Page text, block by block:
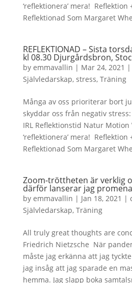
‘reflektionera’ mera! Reflektion
Reflektionad Som Margaret
REFLEKTIONAD – Sista
kl 08.30 Djurgårdsbron,
by emmavallin | Mar 24, 2021 |
Självledarskap, stress, Träning
Många av oss prioriterar bort
skyddar oss från negativ
IRL Reflektionstid Natur Motion
‘reflektionera’ mera! Reflektion
Reflektionad Som Margaret
Zoom-tröttheten är verklig
därför lanserar jag
by emmavallin | Jan 18, 2021 |
Självledarskap, Träning
All truly great thoughts are
Friedrich Nietzsche När
måste jag erkänna att jag
jag insåg att jag sparade en
hemma. Jag slapp boka